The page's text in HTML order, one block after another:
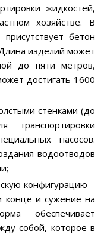
жидкостей,
хозяйстве. В
бетон
изделий может
до пяти метров,
достигать 1600
стенками (до
насосов.
водоотводов
конфигурацию –
конце и сужение на
обеспечивает
собой, которое в